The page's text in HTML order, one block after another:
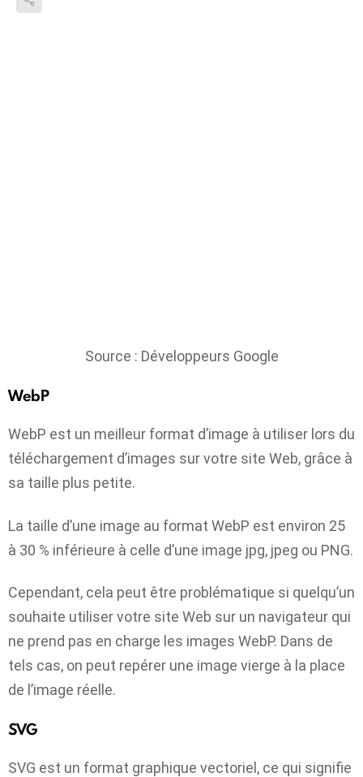
Source : Développeurs Google
WebP
WebP est un meilleur format d’image à utiliser lors du
téléchargement d’images sur votre site Web, grâce à
sa taille plus petite.
La taille d’une image au format WebP est environ 25
à 30 % inférieure à celle d’une image jpg, jpeg ou PNG.
Cependant, cela peut être problématique si quelqu’un
souhaite utiliser votre site Web sur un navigateur qui
ne prend pas en charge les images WebP. Dans de
tels cas, on peut repérer une image vierge à la place
de l’image réelle.
SVG
SVG est un format graphique vectoriel, ce qui signifie